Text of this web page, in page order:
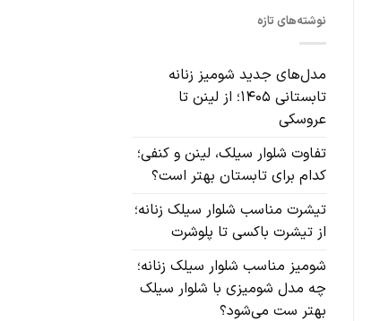
نوشته‌های تازه
مدل‌های جدید شومیز زنانه
تابستانی ۱۴۰۵؛ از لینن تا
عروسکی
تفاوت شلوار سیلک، لینن و کنفی؛
کدام برای تابستان بهتر است؟
تیشرت مناسب شلوار سیلک زنانه؛
از تیشرت باکسی تا پلوشرت
شومیز مناسب شلوار سیلک زنانه؛
چه مدل شومیزی با شلوار سیلک
بهتر ست می‌شود؟